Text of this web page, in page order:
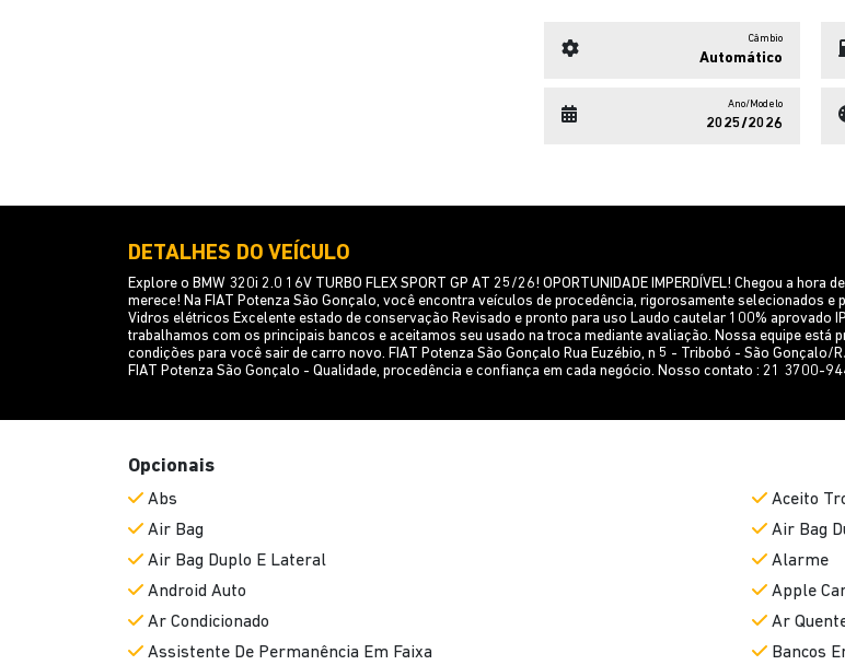
Câmbio
Automático
Ano/Modelo
2025/2026
DETALHES DO VEÍCULO
Explore o BMW 320i 2.0 16V TURBO FLEX SPORT GP AT 25/26! OPORTUNIDADE IMPERDÍVEL! Chegou a
merece! Na FIAT Potenza São Gonçalo, você encontra veículos de procedência, rigorosamente selecionados
Vidros elétricos Excelente estado de conservação Revisado e pronto para uso Laudo cautelar 100% aprovado
trabalhamos com os principais bancos e aceitamos seu usado na troca mediante avaliação. Nossa equipe está
condições para você sair de carro novo. FIAT Potenza São Gonçalo Rua Euzébio, n 5 - Tribobó - São
FIAT Potenza São Gonçalo - Qualidade, procedência e confiança em cada negócio. Nosso contato : 21 3700-
Opcionais
Abs
Aceito
Air Bag
Air Bag
Air Bag Duplo E Lateral
Alarme
Android Auto
Apple
Ar Condicionado
Ar
Assistente De Permanência Em Faixa
Bancos